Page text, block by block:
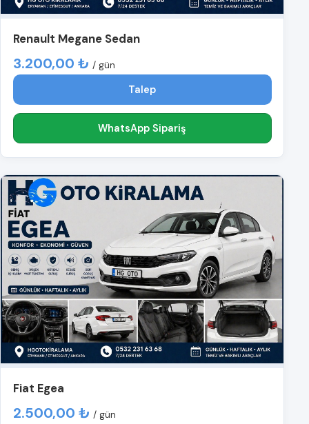
Renault Megane Sedan
3.200,00 ₺ / gün
Talep
WhatsApp Sipariş
Fiat Egea
2.500,00 ₺ / gün